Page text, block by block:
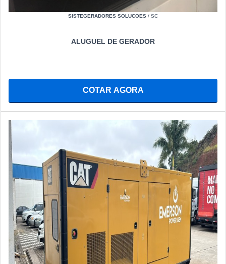
SISTEGERADORES SOLUCOES / SC
ALUGUEL DE GERADOR
COTAR AGORA